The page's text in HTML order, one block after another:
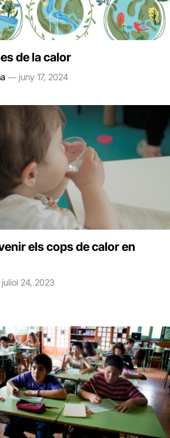
de la calor
juny 17, 2024
els cops de calor en
juliol 24, 2023